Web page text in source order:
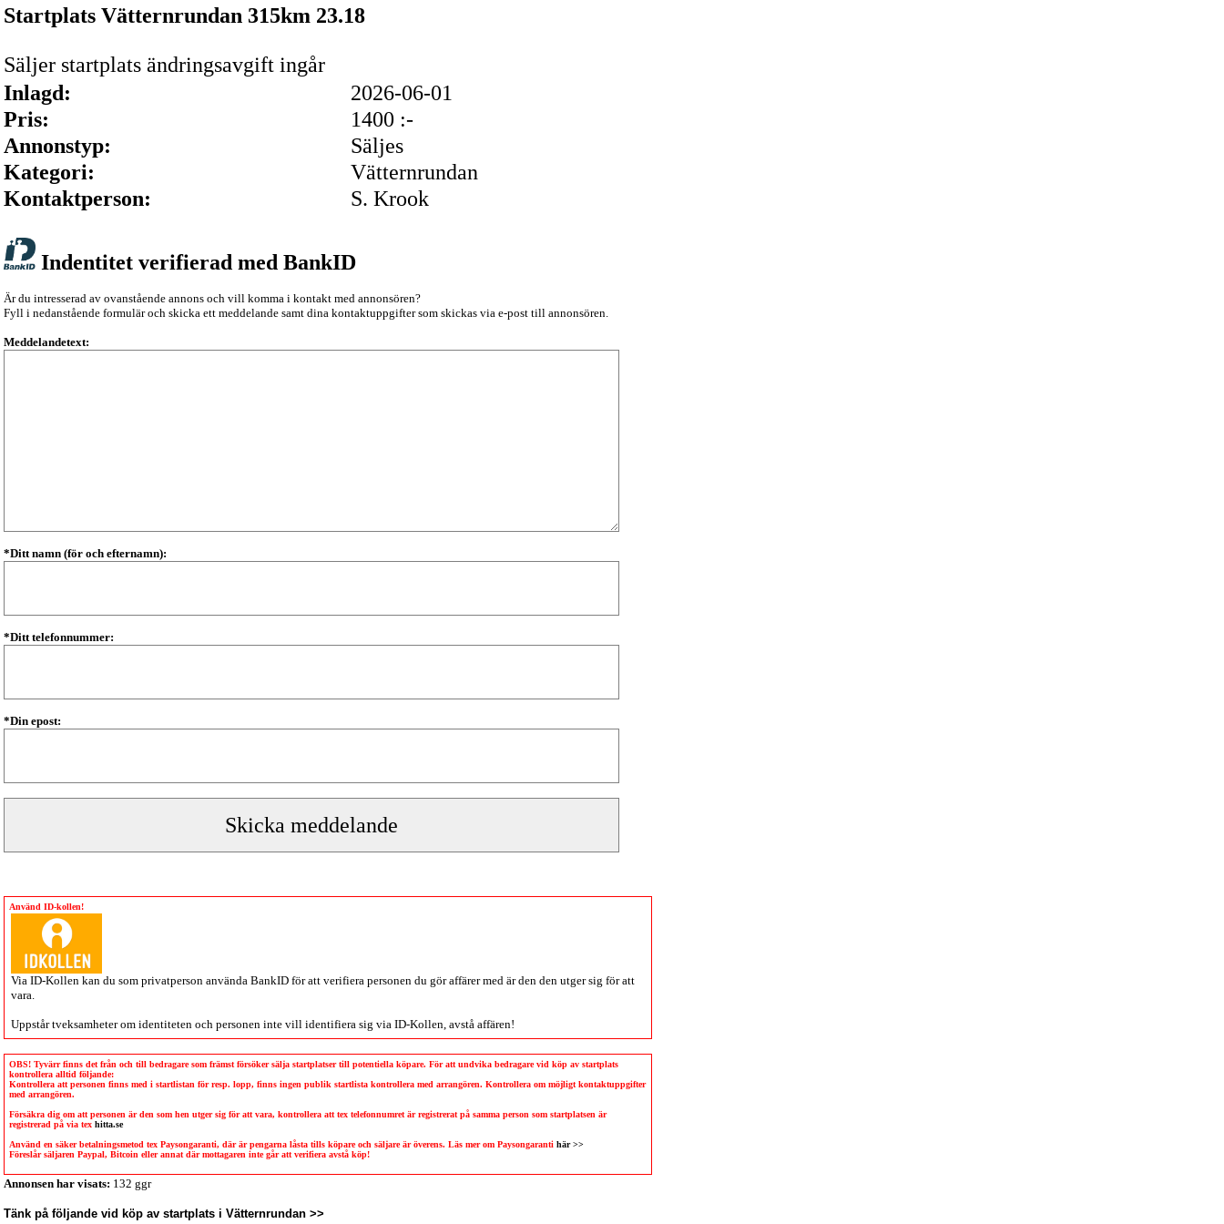
Startplats Vätternrundan 315km 23.18
Säljer startplats ändringsavgift ingår
Inlagd:
2026-06-01
Pris:
1400 :-
Annonstyp:
Säljes
Kategori:
Vätternrundan
Kontaktperson:
S. Krook
Indentitet verifierad med BankID
Är du intresserad av ovanstående annons och vill komma i kontakt med annonsören?
Fyll i nedanstående formulär och skicka ett meddelande samt dina kontaktuppgifter som skickas via e-post till annonsören.
Meddelandetext:
*Ditt namn (för och efternamn):
*Ditt telefonnummer:
*Din epost:
Använd ID-kollen!
Via ID-Kollen kan du som privatperson använda BankID för att verifiera personen du gör affärer med är den den utger sig för att
vara.
Uppstår tveksamheter om identiteten och personen inte vill identifiera sig via ID-Kollen , avstå affären!
OBS! Tyvärr finns det från och till bedragare som främst försöker sälja startplatser till potentiella köpare. För att undvika bedragare vid köp av startplats
kontrollera alltid följande:
Kontrollera att personen finns med i startlistan för resp. lopp, finns ingen publik startlista kontrollera med arrangören. Kontrollera om möjligt kontaktuppgifter
med arrangören.
Försäkra dig om att personen är den som hen utger sig för att vara, kontrollera att tex telefonnumret är registrerat på samma person som startplatsen är
registrerad på via tex hitta.se
Använd en säker betalningsmetod tex Paysongaranti, där är pengarna låsta tills köpare och säljare är överens. Läs mer om Paysongaranti här >>
Föreslår säljaren Paypal, Bitcoin eller annat där mottagaren inte går att verifiera avstå köp!
Annonsen har visats: 132 ggr
Tänk på följande vid köp av startplats i Vätternrundan >>